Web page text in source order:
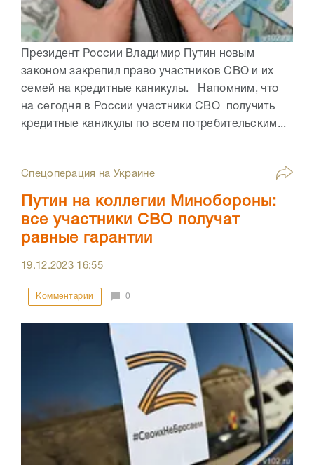
Президент России Владимир Путин новым
законом закрепил право участников СВО и их
семей на кредитные каникулы. Напомним, что
на сегодня в России участники СВО получить
кредитные каникулы по всем потребительским...
Спецоперация на Украине
Путин на коллегии Минобороны:
все участники СВО получат
равные гарантии
19.12.2023 16:55
Комментарии 0